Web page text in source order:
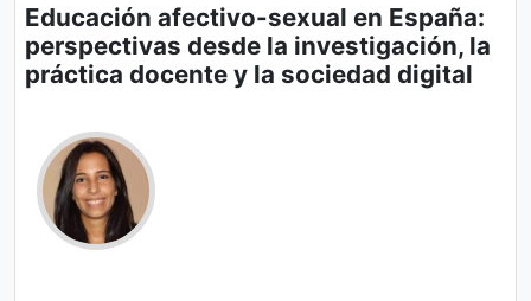
Educación afectivo-sexual en España:
perspectivas desde la investigación, la
práctica docente y la sociedad digital